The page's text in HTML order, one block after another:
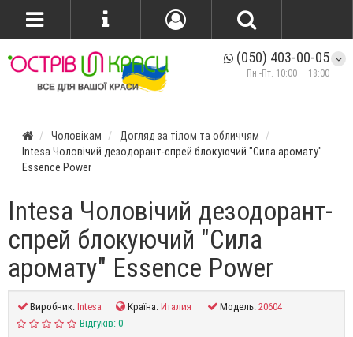
(050) 403-00-05
Пн.-Пт. 10:00 — 18:00
Чоловікам
Догляд за тілом та обличчям
Intesa Чоловічий дезодорант-спрей блокуючий "Сила аромату"
Essence Power
Intesa Чоловічий дезодорант-
спрей блокуючий "Сила
аромату" Essence Power
Виробник:Intesa Країна:Италия Модель:20604
Відгуків: 0